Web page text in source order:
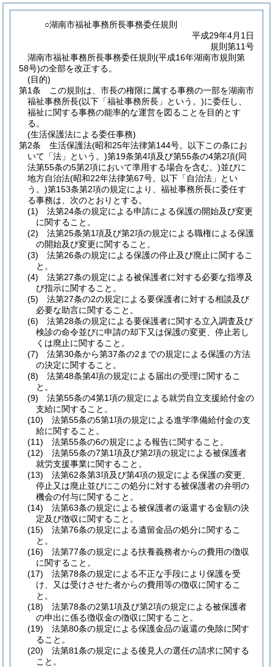
○湖南市福祉事務所長事務委任規則
平成29年4月1日
規則第11号
湖南市福祉事務所長事務委任規則(平成16年湖南市規則第
58号)の全部を改正する。
(目的)
第1条
この規則は、市長の権限に属する事務の一部を湖南市
福祉事務所長(以下「福祉事務所長」という。)に委任し、
福祉に関する事務の能率的な運営を図ることを目的とす
る。
(生活保護法による委任事務)
第2条
生活保護法(昭和25年法律第144号。以下この条にお
いて「法」という。)第19条第4項及び第55条の4第2項(同
法第55条の5第2項において準用する場合を含む。)並びに
地方自治法(昭和22年法律第67号。以下「自治法」とい
う。)第153条第2項の規定により、福祉事務所長に委任す
る事務は、次のとおりとする。
(1)
法第24条の規定による申請による保護の開始及び変更
に関すること。
(2)
法第25条第1項及び第2項の規定による職権による保護
の開始及び変更に関すること。
(3)
法第26条の規定による保護の停止及び廃止に関するこ
と。
(4)
法第27条の規定による被保護者に対する必要な指導及
び指示に関すること。
(5)
法第27条の2の規定による要保護者に対する相談及び
必要な助言に関すること。
(6)
法第28条の規定による要保護者に関する立入調査及び
検診の命令並びに申請の却下又は保護の変更、停止若し
くは廃止に関すること。
(7)
法第30条から第37条の2までの規定による保護の方法
の決定に関すること。
(8)
法第48条第4項の規定による届出の受理に関するこ
と。
(9)
法第55条の4第1項の規定による就労自立支援給付金の
支給に関すること。
(10)
法第55条の5第1項の規定による進学準備給付金の支
給に関すること。
(11)
法第55条の6の規定による報告に関すること。
(12)
法第55条の7第1項及び第2項の規定による被保護者
就労支援事業に関すること。
(13)
法第62条第3項及び第4項の規定による保護の変更、
停止又は廃止並びにこの処分に対する被保護者の弁明の
機会の付与に関すること。
(14)
法第63条の規定による被保護者の返還する金額の決
定及び徴収に関すること。
(15)
法第76条の規定による遺留金品の処分に関するこ
と。
(16)
法第77条の規定による扶養義務者からの費用の徴収
に関すること。
(17)
法第78条の規定による不正な手段により保護を受
け、又は受けさせた者からの費用等の徴収に関するこ
と。
(18)
法第78条の2第1項及び第2項の規定による被保護者
の申出に係る徴収金の徴収に関すること。
(19)
法第80条の規定による保護金品の返還の免除に関す
ること。
(20)
法第81条の規定による後見人の選任の請求に関する
こと。